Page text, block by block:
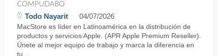
COMPUDABO
Todo Nayarit 04/07/2026
MacStore es líder en Latinoamérica en la distribución de
productos y servicios Apple. (APR Apple Premium Reseller).
Únete al mejor equipo de trabajo y marca la diferencia en
tu ...